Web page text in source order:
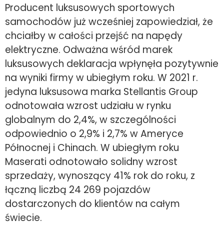
Producent luksusowych sportowych
samochodów już wcześniej zapowiedział, że
chciałby w całości przejść na napędy
elektryczne. Odważna wśród marek
luksusowych deklaracja wpłynęła pozytywnie
na wyniki firmy w ubiegłym roku. W 2021 r.
jedyna luksusowa marka Stellantis Group
odnotowała wzrost udziału w rynku
globalnym do 2,4%, w szczególności
odpowiednio o 2,9% i 2,7% w Ameryce
Północnej i Chinach. W ubiegłym roku
Maserati odnotowało solidny wzrost
sprzedaży, wynoszący 41% rok do roku, z
łączną liczbą 24 269 pojazdów
dostarczonych do klientów na całym
świecie.